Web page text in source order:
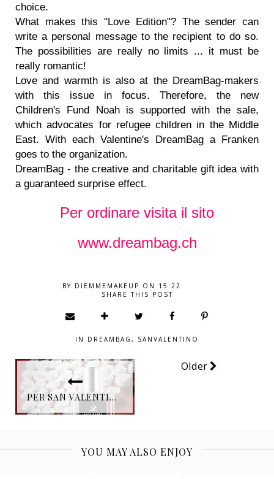
choice.
What makes this "Love Edition"? The sender can
write a personal message to the recipient to do so.
The possibilities are really no limits ... it must be
really romantic!
Love and warmth is also at the DreamBag-makers
with this issue in focus. Therefore, the new
Children's Fund Noah is supported with the sale,
which advocates for refugee children in the Middle
East. With each Valentine's DreamBag a Franken
goes to the organization.
DreamBag - the creative and charitable gift idea with
a guaranteed surprise effect.
Per ordinare visita il sito
www.dreambag.ch
BY DIEMMEMAKEUP ON 15:22
SHARE THIS POST
IN DREAMBAG , SANVALENTINO
PER SAN VALENTINO, UN CUORE ACCA KAPPA AL MUSCHIO BIANCO.
Older
YOU MAY ALSO ENJOY